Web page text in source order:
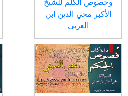
الأكبر محي الدين ابن
العربي